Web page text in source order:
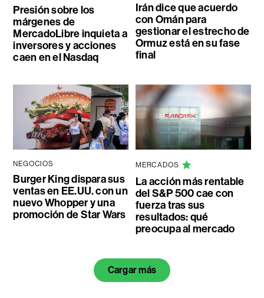
Presión sobre los
márgenes de
MercadoLibre inquieta a
inversores y acciones
caen en el Nasdaq
Irán dice que acuerdo
con Omán para
gestionar el estrecho de
Ormuz está en su fase
final
NEGOCIOS
Burger King dispara sus
ventas en EE.UU. con un
nuevo Whopper y una
promoción de Star Wars
MERCADOS
La acción más rentable
del S&P 500 cae con
fuerza tras sus
resultados: qué
preocupa al mercado
Cargar más